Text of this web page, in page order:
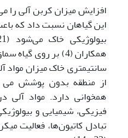
افزایش میزان کربن آلی را
این گیاهان نسبت داد که
سانتیمتری خاک میزان
از منطقه بدون پوشش می
همخوانی دارد. مواد
فیزیکی، شیمیایی و
تبادل کاتیون‌ها، فعالیت